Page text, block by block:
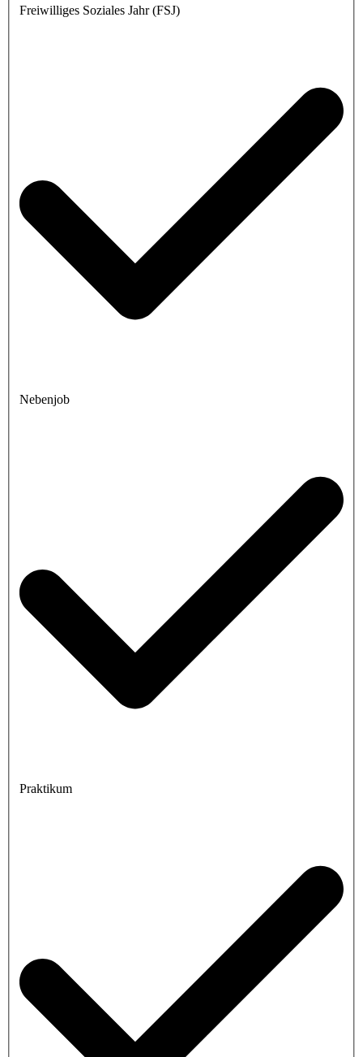
Freiwilliges Soziales Jahr (FSJ)
Nebenjob
Praktikum